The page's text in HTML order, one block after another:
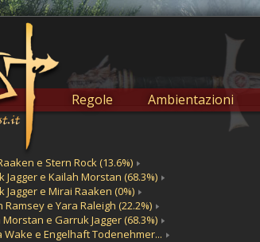
Regole Ambientazioni
e Stern Rock (13.6%)
Jagger e Kailah Morstan (68.3%)
Jagger e Mirai Raaken (0%)
e Yara Raleigh (22.2%)
e Garruk Jagger (68.3%)
Wake e Engelhaft Todenehmer...